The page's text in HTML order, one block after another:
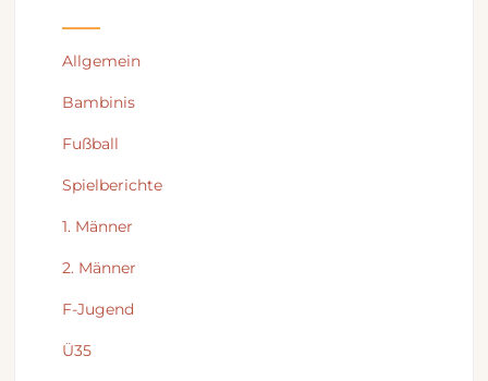
Allgemein
Bambinis
Fußball
Spielberichte
1. Männer
2. Männer
F-Jugend
Ü35